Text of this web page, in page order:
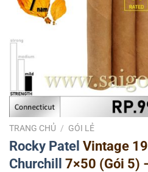
TRANG CHỦ / GÓI LẺ
Rocky Patel Vintage
Churchill 7×50 (Gói 5)